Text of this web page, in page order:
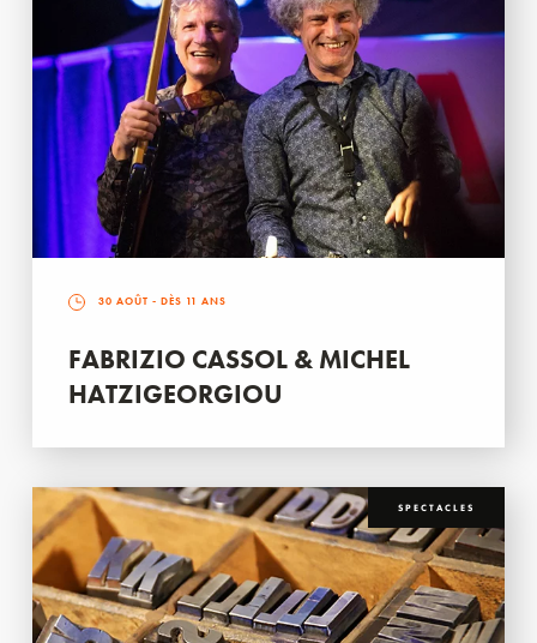
30 AOÛT - DÈS 11 ANS
FABRIZIO CASSOL & MICHEL
HATZIGEORGIOU
SPECTACLES